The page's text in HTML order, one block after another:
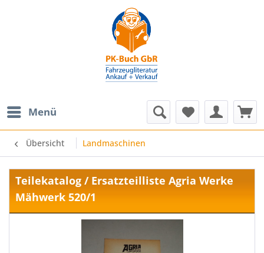
Menü
Übersicht Landmaschinen
Teilekatalog / Ersatzteilliste Agria Werke
Mähwerk 520/1